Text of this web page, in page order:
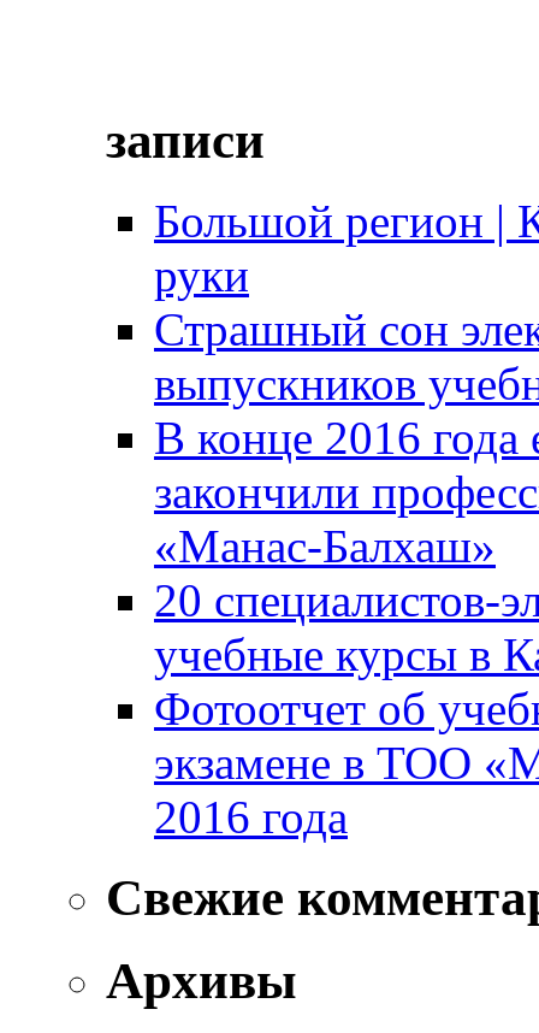
записи
Большой регион |
руки
Страшный сон
выпускников
В конце 2016
закончили
«Манас-Балхаш»
20 специалистов-
учебные курсы в
Фотоотчет об
экзамене в ТОО
2016 года
Свежие
Архивы